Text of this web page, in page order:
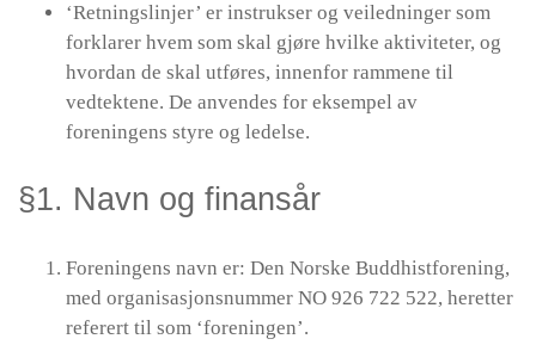
‘Retningslinjer’ er instrukser og veiledninger som
forklarer hvem som skal gjøre hvilke aktiviteter, og
hvordan de skal utføres, innenfor rammene til
vedtektene. De anvendes for eksempel av
foreningens styre og ledelse.
§1. Navn og finansår
Foreningens navn er: Den Norske Buddhistforening,
med organisasjonsnummer NO 926 722 522, heretter
referert til som ‘foreningen’.